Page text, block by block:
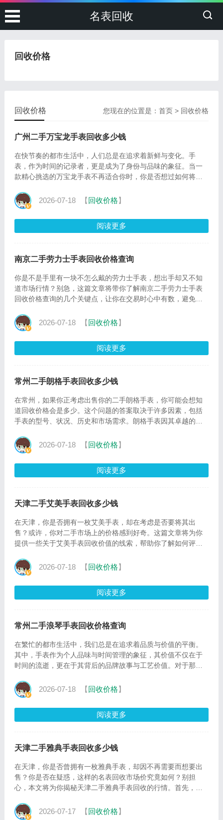
名表回收
回收价格
您现在的位置是：首页 > 回收价格
回收价格
广州二手万宝龙手表回收多少钱
在快节奏的都市生活中，人们总是在追求着新鲜与变化。手
表，作为时间的记录者，更是成为了身份与品味的象征。当一
款精心挑选的万宝龙手表不再适合你时，你是否想过如何将其
2026-07-18 【回收价格】
阅读更多
南京二手劳力士手表回收价格查询
你是不是手里有一块不怎么戴的劳力士手表，想出手却又不知
道市场行情？别急，这篇文章将带你了解南京二手劳力士手表
回收价格查询的几个关键点，让你在交易时心中有数，避免被
2026-07-18 【回收价格】
阅读更多
常州二手朗格手表回收多少钱
在常州，如果你正考虑出售你的二手朗格手表，你可能会想知
道回收价格会是多少。这个问题的答案取决于许多因素，包括
手表的型号、状况、历史和市场需求。朗格手表因其卓越的工
2026-07-18 【回收价格】
阅读更多
天津二手艾美手表回收多少钱
在天津，你是否拥有一枚艾美手表，却在考虑是否要将其出
售？或许，你对二手市场上的价格感到好奇。这篇文章将为你
提供一些关于艾美手表回收价值的线索，帮助你了解如何评估
2026-07-18 【回收价格】
阅读更多
常州二手浪琴手表回收价格查询
在繁忙的都市生活中，我们总是在追求着品质与价值的平衡。
其中，手表作为个人品味与时间管理的象征，其价值不仅在于
时间的流逝，更在于其背后的品牌故事与工艺价值。对于那些
2026-07-18 【回收价格】
阅读更多
天津二手雅典手表回收多少钱
在天津，你是否曾拥有一枚雅典手表，却因不再需要而想要出
售？你是否在疑惑，这样的名表回收市场价究竟如何？别担
心，本文将为你揭秘天津二手雅典手表回收的行情。首先，我
2026-07-17 【回收价格】